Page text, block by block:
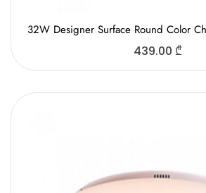
32W Designer Surface Round Color
439.00 ₾